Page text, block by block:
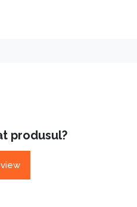
produsul?